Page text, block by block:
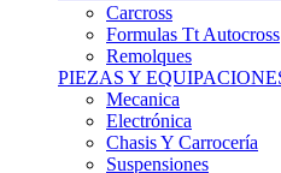
Formulas Tt Autocross
Remolques
PIEZAS Y EQUIPACIONES
Mecanica
Electrónica
Chasis Y Carrocería
Suspensiones
Frenos